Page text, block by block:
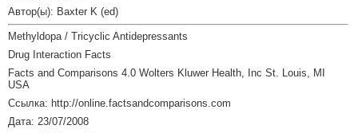
Автор(ы): Baxter K (ed)
Methyldopa / Tricyclic Antidepressants
Drug Interaction Facts
Facts and Comparisons 4.0 Wolters Kluwer Health, Inc St. Louis, MI
USA
Ссылка: http://online.factsandcomparisons.com
Дата: 23/07/2008